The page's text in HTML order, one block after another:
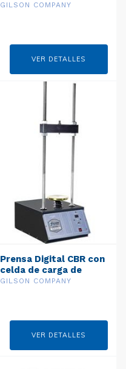
GILSON COMPANY
VER DETALLES
Prensa Digital CBR con
celda de carga de
10,000 lbf
GILSON COMPANY
VER DETALLES